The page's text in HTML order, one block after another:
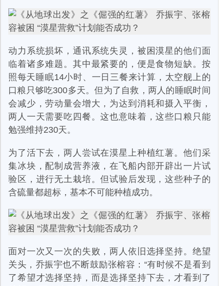
动力系统损坏，通讯系统失灵，被困漠星的他们面
临着诸多难题。其中最紧要的，便是食物短缺。按
照每天睡眠14小时、一日三餐来计算，太空舰上的
口粮只够吃300多天。但为了自救，两人的睡眠时间
会减少，劳动量会增大，为达到消耗和摄入平衡，
两人一天需要吃四餐。这也意味着，这些口粮只能
勉强维持230天。
为了活下去，两人尝试在漠星上种植红薯。他们采
集冰块，配制成营养液，在飞船内部开辟出一片试
验区，进行无土栽培。但试验后发现，这些种子的
含硫量都超标，基本不可能种植成功。
面对一次又一次的失败，两人依旧选择坚持。绝望
关头，乔振宇也不断鼓励张榕容：“有时候不是看到
了希望才选择坚持，而是选择坚持下去，才看到了